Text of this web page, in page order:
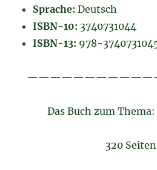
Sprache: Deutsch
ISBN-10: 3740731044
ISBN-13: 978-
Das Buch zum Thema:
320